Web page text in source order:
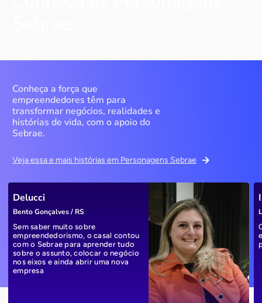
Conheça a força que
empreendedores têm para
transformar negócios, realidades e
histórias de vida, com o apoio do
Sebrae.
Veja essa e mais histórias em Personagens Sebrae
Delucci
Bento Gonçalves / RS
Sem saber muito sobre
empreendedorismo, o casal contou
com o Sebrae para aprender tudo
sobre o assunto, colocar o negócio
nos eixos e ainda abrir uma nova
empresa